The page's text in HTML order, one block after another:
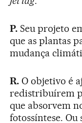
P.Seu projeto
que as plantas
mudança
R.O objetivo é
redistribuírem
que absorvem
fotossíntese. Ou